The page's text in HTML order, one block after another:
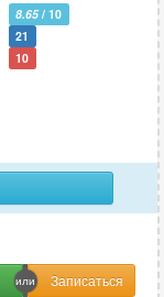
1
25
1
8.65/ 10
21
10